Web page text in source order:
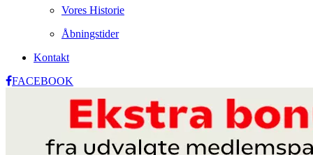
Vores Historie
Åbningstider
Kontakt
FACEBOOK